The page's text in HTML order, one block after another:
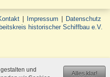
Impressum
Datenschutz
historischer Schiffbau e.V.
Alles klar!
und